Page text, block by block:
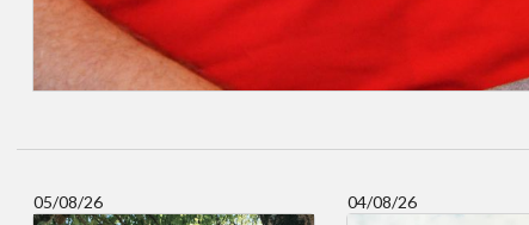
05/08/26 04/08/26